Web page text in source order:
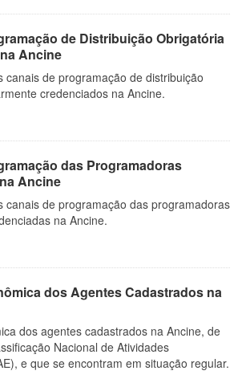
de Distribuição Obrigatória
Ancine
canais de programação de distribuição
credenciados na Ancine.
das Programadoras
Ancine
canais de programação das programadoras
na Ancine.
dos Agentes Cadastrados na
dos agentes cadastrados na Ancine, de
Nacional de Atividades
e que se encontram em situação regular.